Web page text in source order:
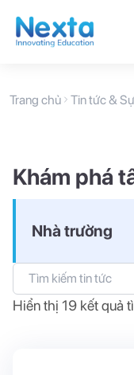
Trang chủ Tin tức &
Khám phá
Nhà trường
Hiển thị 19 kết quả